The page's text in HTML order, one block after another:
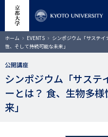
コ
ン
テ
ン
移
動
サイト内検索
ホーム EVENTS
シンポジウム「サステ
性、そして持続可能な未来」
公開講座
シンポジウム「サステ
ーとは？ 食、生物多
来」